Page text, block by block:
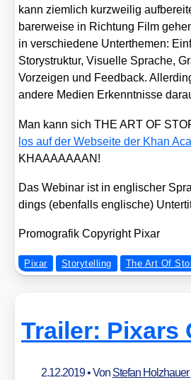
kann ziem­lich kurz­wei­lig
ba­rer­wei­se in Rich­tung Film
in ver­schie­de­ne Unter­the­men:
Sto­ry­struk­tur, Visu­el­le Spra­che,
Vor­zei­gen und Feed­back.
ande­re Medi­en Erkennt­nis­se
Man kann sich THE ART OF
los auf der Web­sei­te der Khan
KHAAAAAAAN!
Das Web­i­nar ist in eng­li­scher
dings (eben­falls eng­li­sche)
Pro­mo­gra­fik Copy­right Pix­ar
Pixar Storytelling The Art Of
Trailer: Pixars
2.12.2019• Von Stefan Holzhauer